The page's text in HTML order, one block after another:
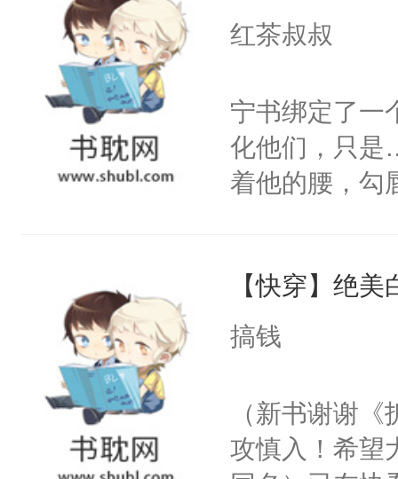
红茶叔叔
宁书绑定了一
化他们，只是
着他的腰，勾
来，给老公
用力——为你
【快穿】绝
搞钱
（新书谢谢
攻慎入！希望